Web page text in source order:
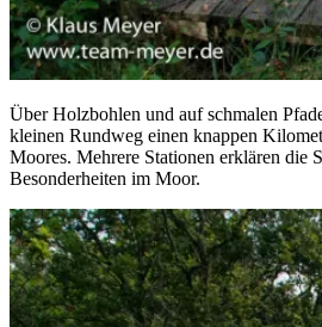
Über Holzbohlen und auf schmalen
kleinen Rundweg einen knappen
Moores. Mehrere Stationen erklären die
Besonderheiten im Moor.